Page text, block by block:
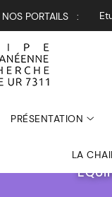
NOS PORTAILS :
PRÉSENTATION
LA